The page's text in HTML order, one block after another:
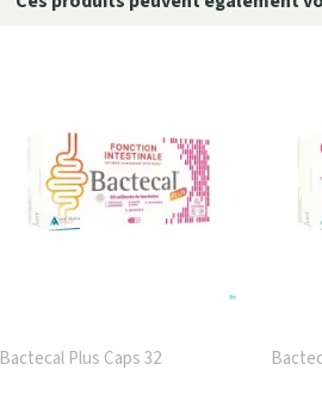
Bactecal Plus Caps 32